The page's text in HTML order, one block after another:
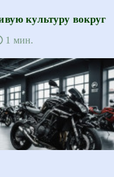
культуру вокруг
1 мин.